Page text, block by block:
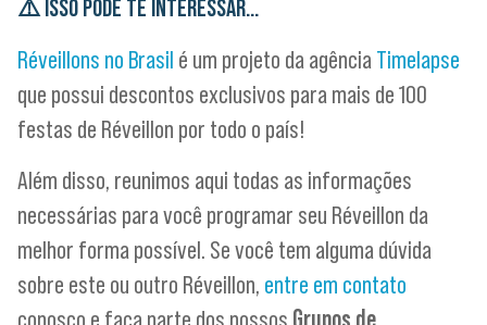
⚠️ISSO PODE TE INTERESSAR…
Réveillons no Brasil é um projeto da agência Timelapse
que possui descontos exclusivos para mais de 100
festas de Réveillon por todo o país!
Além disso, reunimos aqui todas as informações
necessárias para você programar seu Réveillon da
melhor forma possível. Se você tem alguma dúvida
sobre este ou outro Réveillon, entre em contato
conosco e faça parte dos nossos Grupos de